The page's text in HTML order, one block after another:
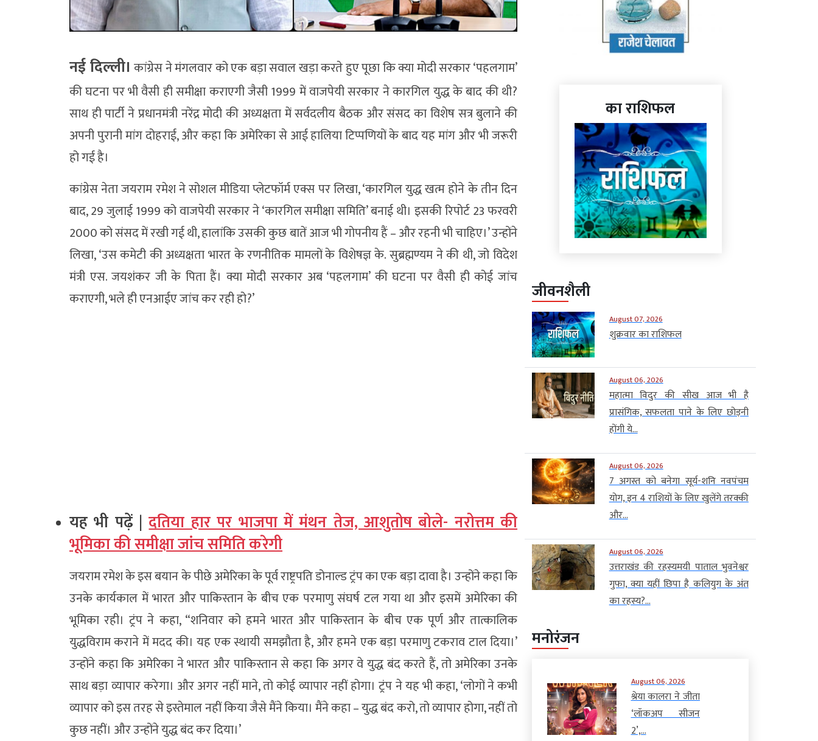
नई दिल्ली। कांग्रेस ने मंगलवार को एक बड़ा सवाल खड़ा करते हुए पूछा कि क्या मोदी सरकार ‘पहलगाम’
की घटना पर भी वैसी ही समीक्षा कराएगी जैसी 1999 में वाजपेयी सरकार ने कारगिल युद्ध के बाद की थी?
साथ ही पार्टी ने प्रधानमंत्री नरेंद्र मोदी की अध्यक्षता में सर्वदलीय बैठक और संसद का विशेष सत्र बुलाने की
अपनी पुरानी मांग दोहराई, और कहा कि अमेरिका से आई हालिया टिप्पणियों के बाद यह मांग और भी जरूरी
हो गई है।
कांग्रेस नेता जयराम रमेश ने सोशल मीडिया प्लेटफॉर्म एक्स पर लिखा, ‘कारगिल युद्ध खत्म होने के तीन दिन
बाद, 29 जुलाई 1999 को वाजपेयी सरकार ने ‘कारगिल समीक्षा समिति’ बनाई थी। इसकी रिपोर्ट 23 फरवरी
2000 को संसद में रखी गई थी, हालांकि उसकी कुछ बातें आज भी गोपनीय हैं – और रहनी भी चाहिए।’ उन्होंने
लिखा, ‘उस कमेटी की अध्यक्षता भारत के रणनीतिक मामलों के विशेषज्ञ के. सुब्रह्मण्यम ने की थी, जो विदेश
मंत्री एस. जयशंकर जी के पिता हैं। क्या मोदी सरकार अब ‘पहलगाम’ की घटना पर वैसी ही कोई जांच
कराएगी, भले ही एनआईए जांच कर रही हो?’
यह भी पढ़ें |दतिया हार पर भाजपा में मंथन तेज, आशुतोष बोले- नरोत्तम की
भूमिका की समीक्षा जांच समिति करेगी
जयराम रमेश के इस बयान के पीछे अमेरिका के पूर्व राष्ट्रपति डोनाल्ड ट्रंप का एक बड़ा दावा है। उन्होंने कहा कि
उनके कार्यकाल में भारत और पाकिस्तान के बीच एक परमाणु संघर्ष टल गया था और इसमें अमेरिका की
भूमिका रही। ट्रंप ने कहा, “शनिवार को हमने भारत और पाकिस्तान के बीच एक पूर्ण और तात्कालिक
युद्धविराम कराने में मदद की। यह एक स्थायी समझौता है, और हमने एक बड़ा परमाणु टकराव टाल दिया।’
उन्होंने कहा कि अमेरिका ने भारत और पाकिस्तान से कहा कि अगर वे युद्ध बंद करते हैं, तो अमेरिका उनके
साथ बड़ा व्यापार करेगा। और अगर नहीं माने, तो कोई व्यापार नहीं होगा। ट्रंप ने यह भी कहा, ‘लोगों ने कभी
व्यापार को इस तरह से इस्तेमाल नहीं किया जैसे मैंने किया। मैंने कहा – युद्ध बंद करो, तो व्यापार होगा, नहीं तो
कुछ नहीं। और उन्होंने युद्ध बंद कर दिया।’
का राशिफल
जीवनशैली
August 07, 2026
शुक्रवार का राशिफल
August 06, 2026
महात्मा विदुर की सीख आज भी है
प्रासंगिक, सफलता पाने के लिए छोड़नी
होंगी ये...
August 06, 2026
7 अगस्त को बनेगा सूर्य-शनि नवपंचम
योग, इन 4 राशियों के लिए खुलेंगे तरक्की
और...
August 06, 2026
उत्तराखंड की रहस्यमयी पाताल भुवनेश्वर
गुफा, क्या यहीं छिपा है कलियुग के अंत
का रहस्य?...
मनोरंजन
August 06, 2026
श्रेया कालरा ने जीता
‘लॉकअप सीजन
2’,...